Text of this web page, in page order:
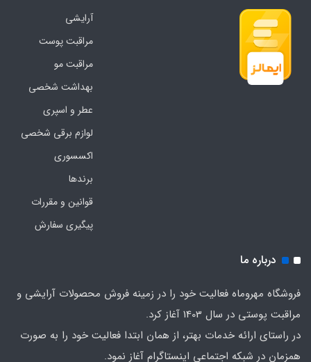
آرایشی
مراقبت پوست
مراقبت مو
بهداشت شخصی
عطر و اسپری
لوازم برقی شخصی
اکسسوری
برندها
قوانین و مقررات
پیگیری سفارش
درباره ما
فروشگاه مهروماه فعالیت خود را در زمینه فروش محصولات آرایشی و
مراقبت پوستی در سال 1403 آغاز کرد.
در راستای ارائه خدمات بهتر، از همان ابتدا فعالیت خود را به صورت
همزمان در شبکه اجتماعی اینستاگرام آغاز نمود.